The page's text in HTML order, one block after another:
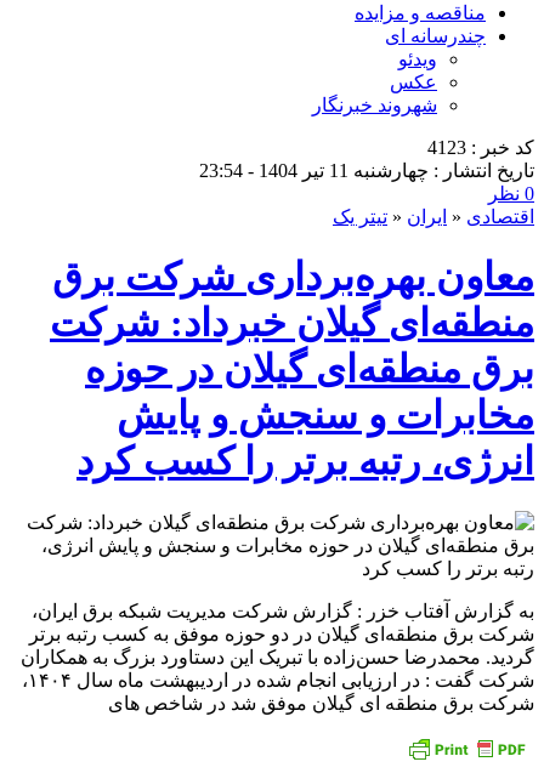
مناقصه و مزایده
چندرسانه ای
ویدئو
عکس
شهروند خبرنگار
کد خبر : 4123
تاریخ انتشار : چهارشنبه 11 تیر 1404 - 23:54
0 نظر
اقتصادی « ایران « تیتر یک
معاون بهره‌برداری شرکت برق
منطقه‌ای گیلان خبرداد: شركت
برق منطقه‌ای گیلان در حوزه
مخابرات و سنجش و پایش
انرژی، رتبه برتر را كسب كرد
به گزارش آفتاب خزر : گزارش شرکت مدیریت شبکه برق ایران،
شرکت برق منطقه‌ای گیلان در دو حوزه موفق به کسب رتبه برتر
گردید. محمدرضا حسن‌زاده با تبریک این دستاورد بزرگ به همکاران
شرکت گفت : در ارزیابی انجام شده در اردیبهشت ماه سال ۱۴۰۴،
شرکت برق منطقه ای گیلان موفق شد در شاخص های